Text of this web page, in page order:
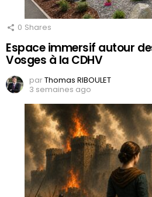
0 Shares
Espace immersif autour
Vosges à la CDHV
parThomas RIBOULET
3 semaines ago